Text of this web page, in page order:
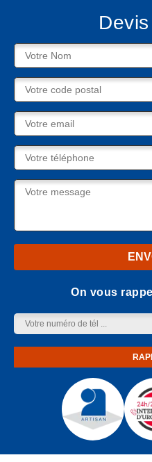
On vous